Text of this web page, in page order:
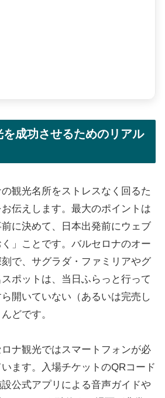
成功させるためのリアル
観光名所をストレスなく回るた
伝えします。最大のポイントは
前に決めて、日本出発前にウェブ
」ことです。バルセロナのオー
で、サグラダ・ファミリアやグ
ポットは、当日ふらっと行って
開いていない（あるいは完売し
どです。
ナ観光ではスマートフォンが必
ます。入場チケットのQRコード
公式アプリによる音声ガイドや